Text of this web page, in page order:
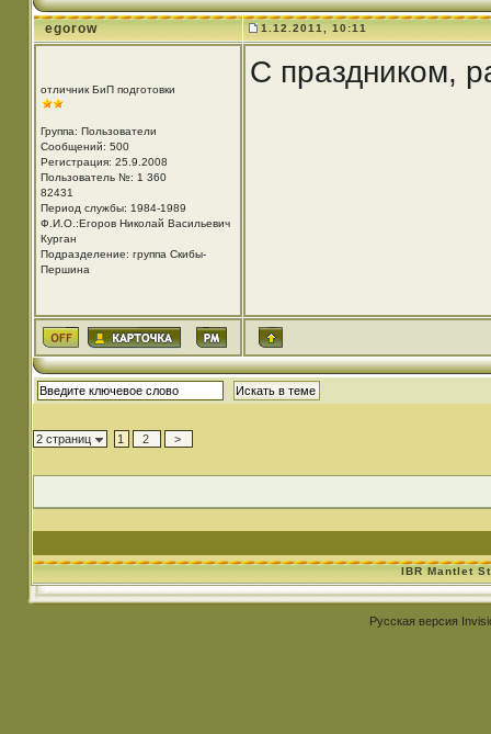
egorow 1.12.2011, 10:11
отличник БиП подготовки
Группа: Пользователи
Сообщений: 500
Регистрация: 25.9.2008
Пользователь №: 1 360
82431
Период службы: 1984-1989
Ф.И.О.:Егоров Николай Васильевич
Курган
Подразделение: группа Скибы-
Першина
С праздником,
2 страниц 1 2 >
IBR Mantlet
Русская версия